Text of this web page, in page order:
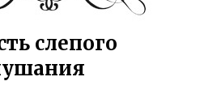
слепого